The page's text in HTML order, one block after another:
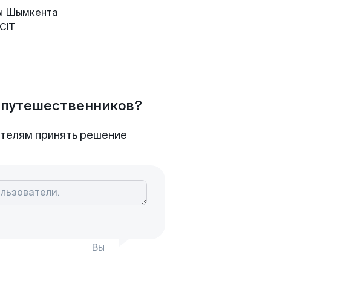
Шымкента
CIT
принять решение
Вы